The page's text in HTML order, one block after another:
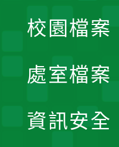
校園檔案
處室檔案
資訊安全